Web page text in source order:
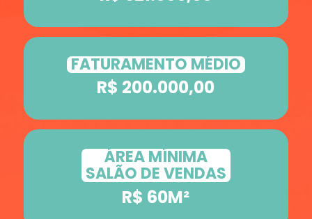
FATURAMENTO MÉDIO
R$ 200.000,00
ÁREA MÍNIMA
SALÃO DE VENDAS
R$ 60M²